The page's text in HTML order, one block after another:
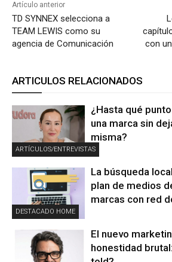
Artículo anterior
TD SYNNEX selecciona a
TEAM LEWIS como su
agencia de Comunicación
con
ARTICULOS RELACIONADOS
ARTÍCULOS/ENTREVISTAS
¿Hasta qué
una marca sin
misma?
DESTACADO HOME
La búsqueda
plan de medios
marcas con red
El nuevo
honestidad